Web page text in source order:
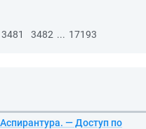
3481 3482 ... 17193
— Доступ по